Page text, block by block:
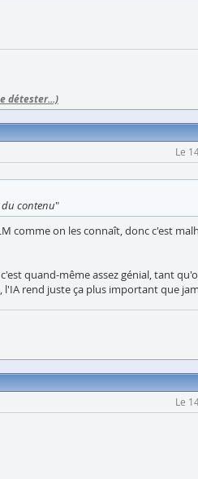
détester...)
Le
du contenu"
comme on les connaît, donc c'est
quand-même assez génial, tant
rend juste ça plus important que
Le